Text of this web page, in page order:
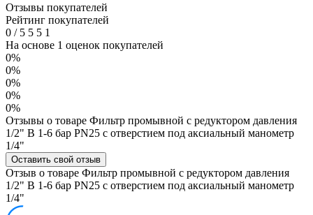
Отзывы покупателей
Рейтинг покупателей
0 /5 5 5 1
На основе 1 оценок покупателей
0%
0%
0%
0%
0%
Отзывы о товаре Фильтр промывной с редуктором давления
1/2" В 1-6 бар PN25 с отверстием под аксиальный манометр
1/4"
Оставить свой отзыв
Отзыв о товаре Фильтр промывной с редуктором давления
1/2" В 1-6 бар PN25 с отверстием под аксиальный манометр
1/4"